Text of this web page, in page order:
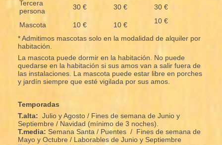
Tercera
persona
30 € 30 € 30 €
Mascota 10 € 10 € 10 €
* Admitimos mascotas solo en la modalidad de alquiler por
habitación.
La mascota puede dormir en la habitación. No puede
quedarse en la habitación si sus amos van a salir fuera de
las instalaciones. La mascota puede estar libre en porches
y jardín siempre que esté vigilada por sus amos.
Temporadas
T.alta: Julio y Agosto / Fines de semana de Junio y
Septiembre / Navidad (mínimo de 3 noches).
T.media: Semana Santa / Puentes / Fines de semana de
Mayo y Octubre / Laborables de Junio y Septiembre